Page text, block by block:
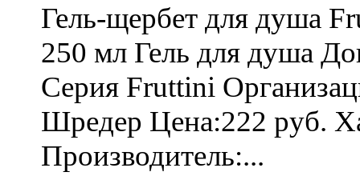
Гель-щербет для душа
250 мл Гель для душа
Серия Fruttini
Шредер Цена:222 руб.
Производитель:...